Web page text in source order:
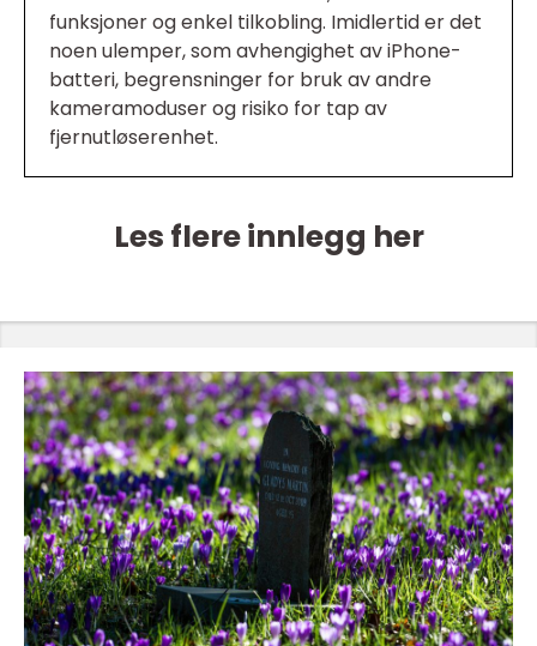
funksjoner og enkel tilkobling. Imidlertid er det
noen ulemper, som avhengighet av iPhone-
batteri, begrensninger for bruk av andre
kameramoduser og risiko for tap av
fjernutløserenhet.
Les flere innlegg her